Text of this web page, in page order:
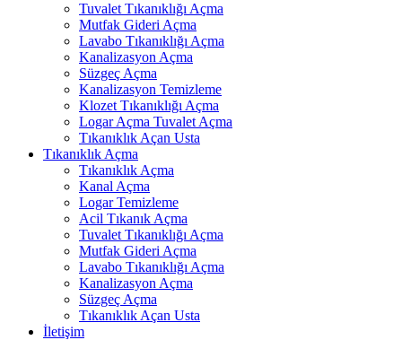
Tuvalet Tıkanıklığı Açma
Mutfak Gideri Açma
Lavabo Tıkanıklığı Açma
Kanalizasyon Açma
Süzgeç Açma
Kanalizasyon Temizleme
Klozet Tıkanıklığı Açma
Logar Açma Tuvalet Açma
Tıkanıklık Açan Usta
Tıkanıklık Açma
Tıkanıklık Açma
Kanal Açma
Logar Temizleme
Acil Tıkanık Açma
Tuvalet Tıkanıklığı Açma
Mutfak Gideri Açma
Lavabo Tıkanıklığı Açma
Kanalizasyon Açma
Süzgeç Açma
Tıkanıklık Açan Usta
İletişim